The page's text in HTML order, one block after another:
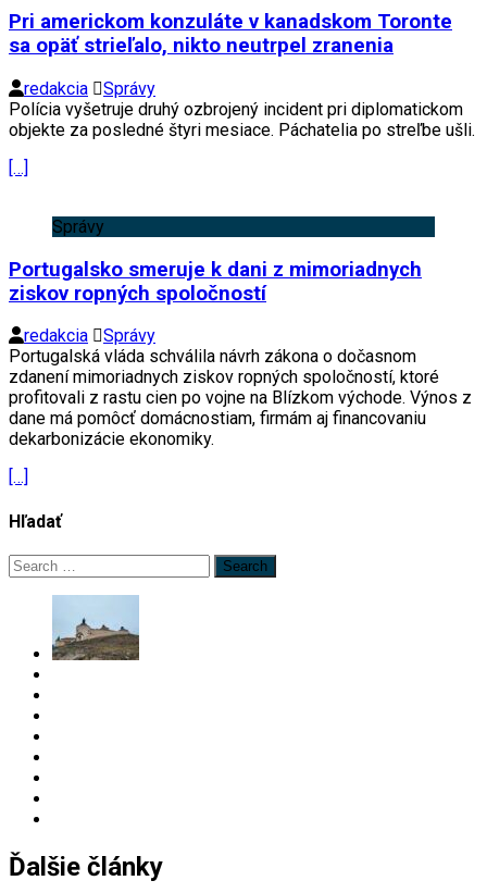
Pri americkom konzuláte v kanadskom Toronte
sa opäť strieľalo, nikto neutrpel zranenia
redakcia
Správy
Polícia vyšetruje druhý ozbrojený incident pri diplomatickom
objekte za posledné štyri mesiace. Páchatelia po streľbe ušli.
[…]
Správy
Portugalsko smeruje k dani z mimoriadnych
ziskov ropných spoločností
redakcia
Správy
Portugalská vláda schválila návrh zákona o dočasnom
zdanení mimoriadnych ziskov ropných spoločností, ktoré
profitovali z rastu cien po vojne na Blízkom východe. Výnos z
dane má pomôcť domácnostiam, firmám aj financovaniu
dekarbonizácie ekonomiky.
[…]
Hľadať
Search
for:
Ďalšie články